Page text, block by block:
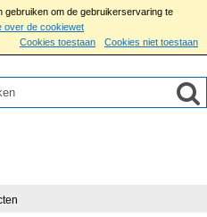
gebruiken om de gebruikerservaring te
over de cookiewet
Cookies toestaan
Cookies niet toestaan